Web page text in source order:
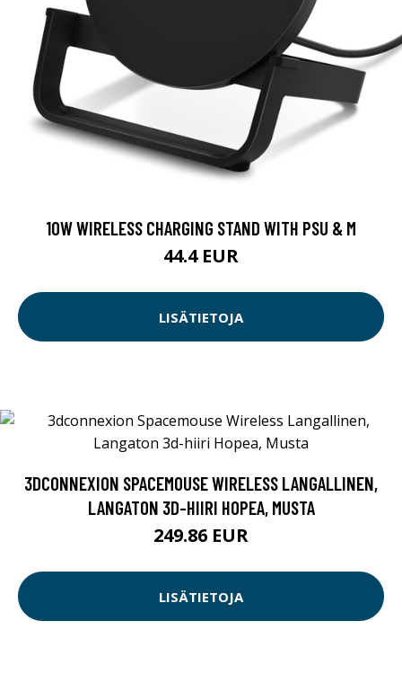
10W WIRELESS CHARGING STAND WITH PSU & M
44.4 EUR
LISÄTIETOJA
3DCONNEXION SPACEMOUSE WIRELESS LANGALLINEN,
LANGATON 3D-HIIRI HOPEA, MUSTA
249.86 EUR
LISÄTIETOJA